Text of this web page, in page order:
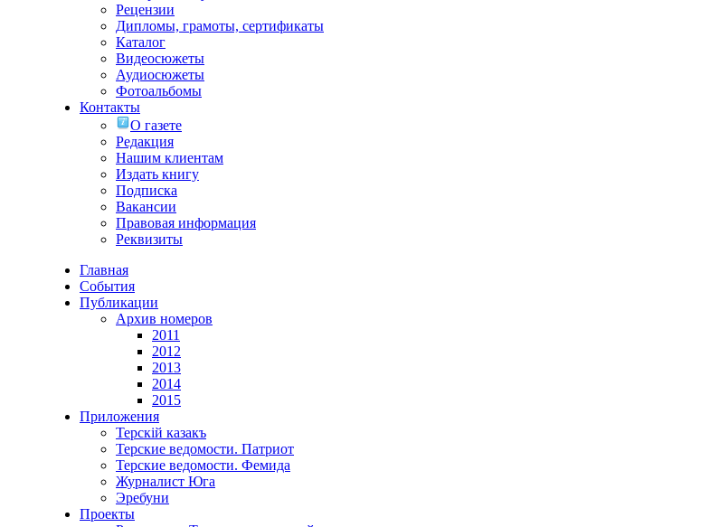
Рецензии
Дипломы, грамоты, сертификаты
Каталог
Видеосюжеты
Аудиосюжеты
Фотоальбомы
Контакты
О газете
Редакция
Нашим клиентам
Издать книгу
Подписка
Вакансии
Правовая информация
Реквизиты
Главная
События
Публикации
Архив номеров
2011
2012
2013
2014
2015
Приложения
Терскiй казакъ
Терские ведомости. Патриот
Терские ведомости. Фемида
Журналист Юга
Эребуни
Проекты